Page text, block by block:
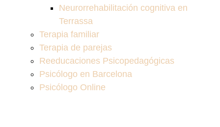
Neurorrehabilitación cognitiva en
Terrassa
Terapia familiar
Terapia de parejas
Reeducaciones Psicopedagógicas
Psicólogo en Barcelona
Psicólogo Online